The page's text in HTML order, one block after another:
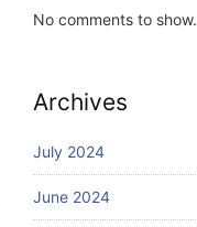
No comments to show.
Archives
July 2024
June 2024